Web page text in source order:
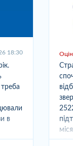
18:30
в